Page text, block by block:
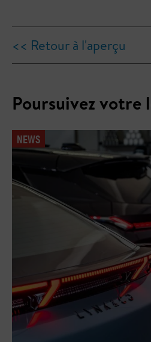
<< Retour à l'aperçu
Poursuivez votre
NEWS